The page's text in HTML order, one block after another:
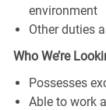
environment
Other duties
Who We’re
Possesses
Able to work